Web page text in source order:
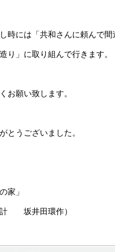
時には「共和さんに頼んで
り」に取り組んで行きます。
お願い致します。
うございました。
家」
環作）